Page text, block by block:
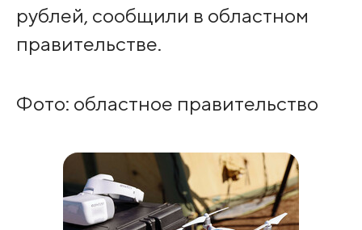
рублей, сообщили в областном
правительстве.
Фото: областное правительство